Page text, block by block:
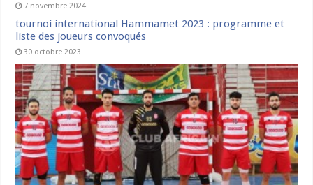
7 novembre 2024
tournoi international Hammamet 2023 : programme et
liste des joueurs convoqués
30 octobre 2023